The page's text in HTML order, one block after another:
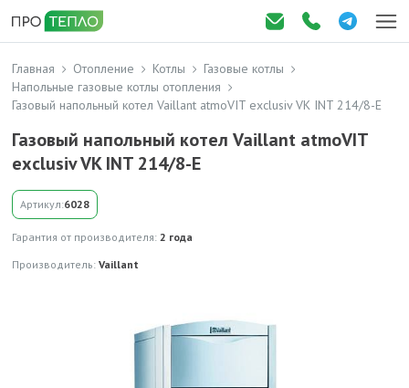
Главная Отопление Котлы
Газовые котлы
Напольные газовые котлы отопления
Газовый напольный котел Vaillant atmoVIT exclusiv VK INT 214/8-Е
Газовый напольный котел Vaillant atmoVIT
exclusiv VK INT 214/8-Е
Артикул:6028
Гарантия от производителя: 2 года
Производитель: Vaillant